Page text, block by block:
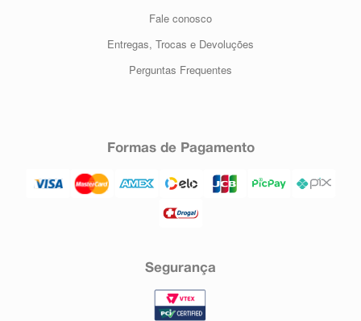
Fale conosco
Entregas, Trocas e Devoluções
Perguntas Frequentes
Formas de Pagamento
Segurança